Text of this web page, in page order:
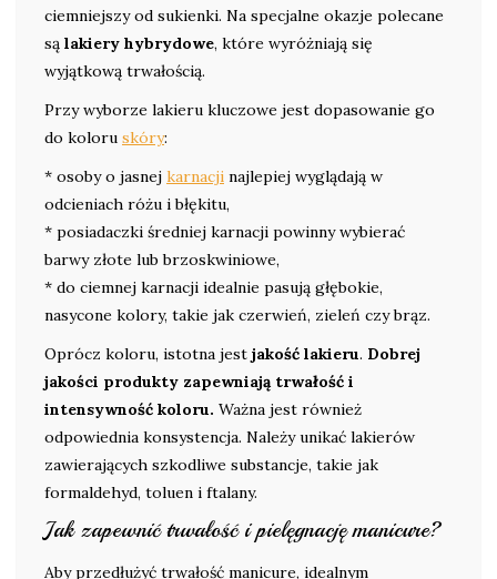
ciemniejszy od sukienki. Na specjalne okazje polecane
są lakiery hybrydowe, które wyróżniają się
wyjątkową trwałością.
Przy wyborze lakieru kluczowe jest dopasowanie go
do koloru skóry:
* osoby o jasnej karnacji najlepiej wyglądają w
odcieniach różu i błękitu,
* posiadaczki średniej karnacji powinny wybierać
barwy złote lub brzoskwiniowe,
* do ciemnej karnacji idealnie pasują głębokie,
nasycone kolory, takie jak czerwień, zieleń czy brąz.
Oprócz koloru, istotna jest jakość lakieru. Dobrej
jakości produkty zapewniają trwałość i
intensywność koloru. Ważna jest również
odpowiednia konsystencja. Należy unikać lakierów
zawierających szkodliwe substancje, takie jak
formaldehyd, toluen i ftalany.
Jak zapewnić trwałość i pielęgnację manicure?
Aby przedłużyć trwałość manicure, idealnym